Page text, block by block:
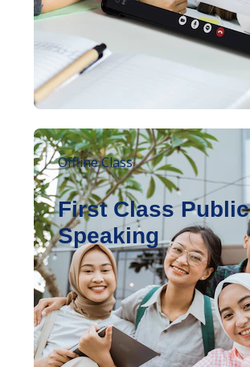
Offline Class
First Class Public
Speaking